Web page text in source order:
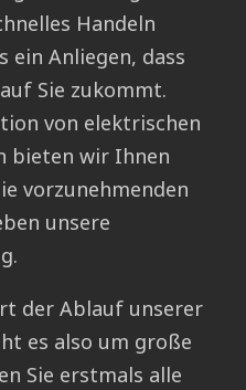
Handeln
ein Anliegen, dass
Sie zukommt.
von elektrischen
bieten wir Ihnen
vorzunehmenden
unsere
der Ablauf unserer
es also um große
Sie erstmals alle